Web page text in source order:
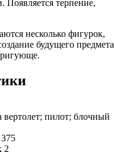
терпение,
несколько фигурок,
будущего предмета
вертолет; пилот; блочный
375
2